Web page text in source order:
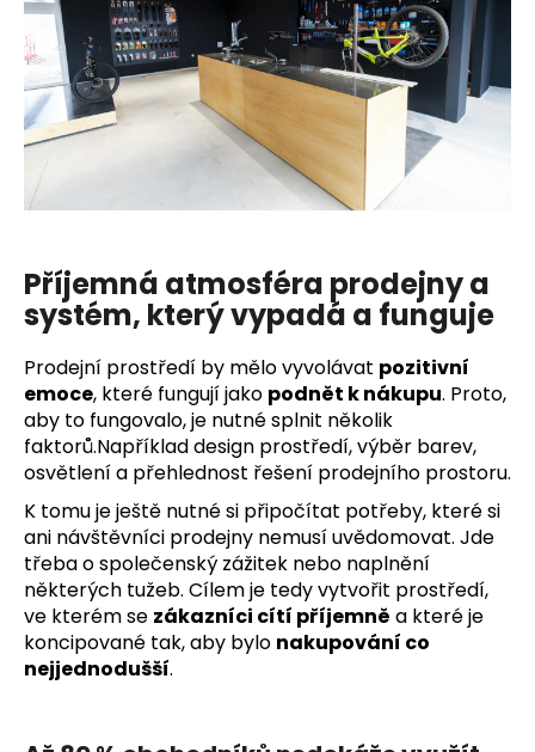
Příjemná atmosféra prodejny a
systém, který vypadá a funguje
Prodejní prostředí by mělo vyvolávat pozitivní
emoce, které fungují jako podnět k nákupu. Proto,
aby to fungovalo, je nutné splnit několik
faktorů.Například design prostředí, výběr barev,
osvětlení a přehlednost řešení prodejního prostoru.
K tomu je ještě nutné si připočítat potřeby, které si
ani návštěvníci prodejny nemusí uvědomovat. Jde
třeba o společenský zážitek nebo naplnění
některých tužeb. Cílem je tedy vytvořit prostředí,
ve kterém se zákazníci cítí příjemně a které je
koncipované tak, aby bylo nakupování co
nejjednodušší.